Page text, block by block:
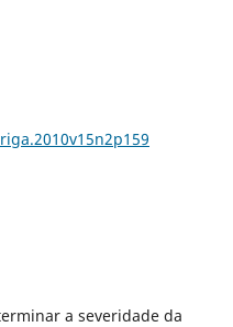
a severidade da